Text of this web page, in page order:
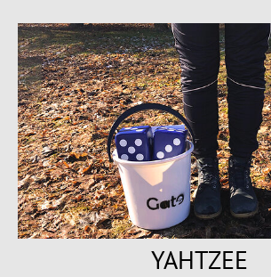
YAHTZEE